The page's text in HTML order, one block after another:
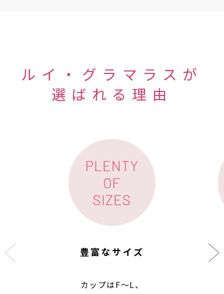
ルイ・グラマラスが
選ばれる理由
豊富なサイズ
カップはF〜L、